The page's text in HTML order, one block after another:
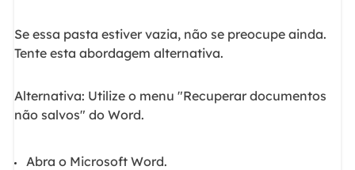
Se essa pasta estiver vazia, não se preocupe ainda.
Tente esta abordagem alternativa.
Alternativa: Utilize o menu "Recuperar documentos
não salvos" do Word.
Abra o Microsoft Word.